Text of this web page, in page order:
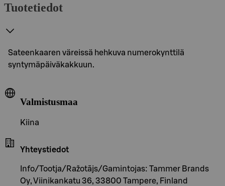
Tuotetiedot
Sateenkaaren väreissä hehkuva numerokynttilä
syntymäpäiväkakkuun.
Valmistusmaa
Kiina
Yhteystiedot
Info/Tootja/Ražotājs/Gamintojas: Tammer Brands
Oy, Viinikankatu 36, 33800 Tampere, Finland